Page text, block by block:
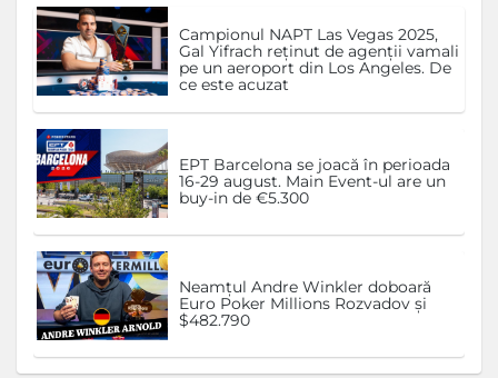
Campionul NAPT Las Vegas 2025,
Gal Yifrach reținut de agenții vamali
pe un aeroport din Los Angeles. De
ce este acuzat
EPT Barcelona se joacă în perioada
16-29 august. Main Event-ul are un
buy-in de €5.300
Neamțul Andre Winkler doboară
Euro Poker Millions Rozvadov și
$482.790